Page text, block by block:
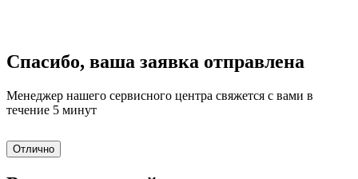
Спасибо, ваша заявка отправлена
Менеджер нашего сервисного центра свяжется с вами в
течение 5 минут
Отлично